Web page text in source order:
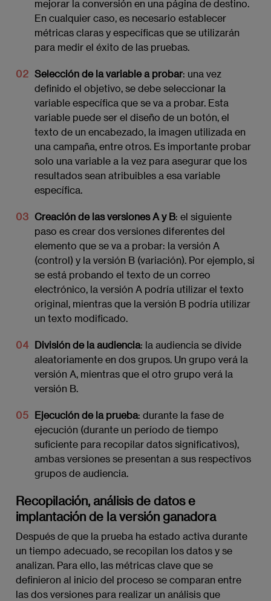
mejorar la conversión en una página de destino.
En cualquier caso, es necesario establecer
métricas claras y específicas que se utilizarán
para medir el éxito de las pruebas.
Selección de la variable a probar: una vez
definido el objetivo, se debe seleccionar la
variable específica que se va a probar. Esta
variable puede ser el diseño de un botón, el
texto de un encabezado, la imagen utilizada en
una campaña, entre otros. Es importante probar
solo una variable a la vez para asegurar que los
resultados sean atribuibles a esa variable
específica.
Creación de las versiones A y B: el siguiente
paso es crear dos versiones diferentes del
elemento que se va a probar: la versión A
(control) y la versión B (variación). Por ejemplo, si
se está probando el texto de un correo
electrónico, la versión A podría utilizar el texto
original, mientras que la versión B podría utilizar
un texto modificado.
División de la audiencia: la audiencia se divide
aleatoriamente en dos grupos. Un grupo verá la
versión A, mientras que el otro grupo verá la
versión B.
Ejecución de la prueba: durante la fase de
ejecución (durante un período de tiempo
suficiente para recopilar datos significativos),
ambas versiones se presentan a sus respectivos
grupos de audiencia.
Recopilación, análisis de datos e
implantación de la versión ganadora
Después de que la prueba ha estado activa durante
un tiempo adecuado, se recopilan los datos y se
analizan. Para ello, las métricas clave que se
definieron al inicio del proceso se comparan entre
las dos versiones para realizar un análisis que